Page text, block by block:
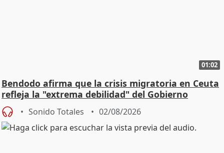
01:02
Bendodo afirma que la crisis migratoria en Ceuta
refleja la "extrema debilidad" del Gobierno
Sonido Totales 02/08/2026